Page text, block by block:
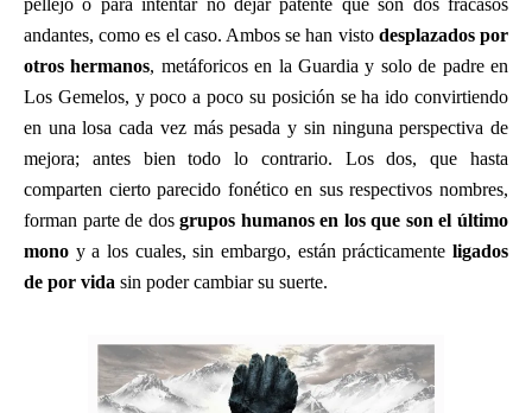
pellejo o para intentar no dejar patente que son dos fracasos
andantes, como es el caso. Ambos se han visto desplazados por
otros hermanos, metáforicos en la Guardia y solo de padre en
Los Gemelos, y poco a poco su posición se ha ido convirtiendo
en una losa cada vez más pesada y sin ninguna perspectiva de
mejora; antes bien todo lo contrario. Los dos, que hasta
comparten cierto parecido fonético en sus respectivos nombres,
forman parte de dosgrupos humanos en los que son el último
mono y a los cuales, sin embargo, están prácticamente ligados
de por vida sin poder cambiar su suerte.